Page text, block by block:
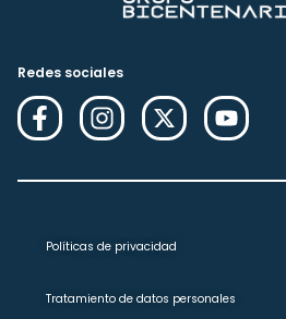
Redes sociales
Políticas de privacidad
Tratamiento de datos personales